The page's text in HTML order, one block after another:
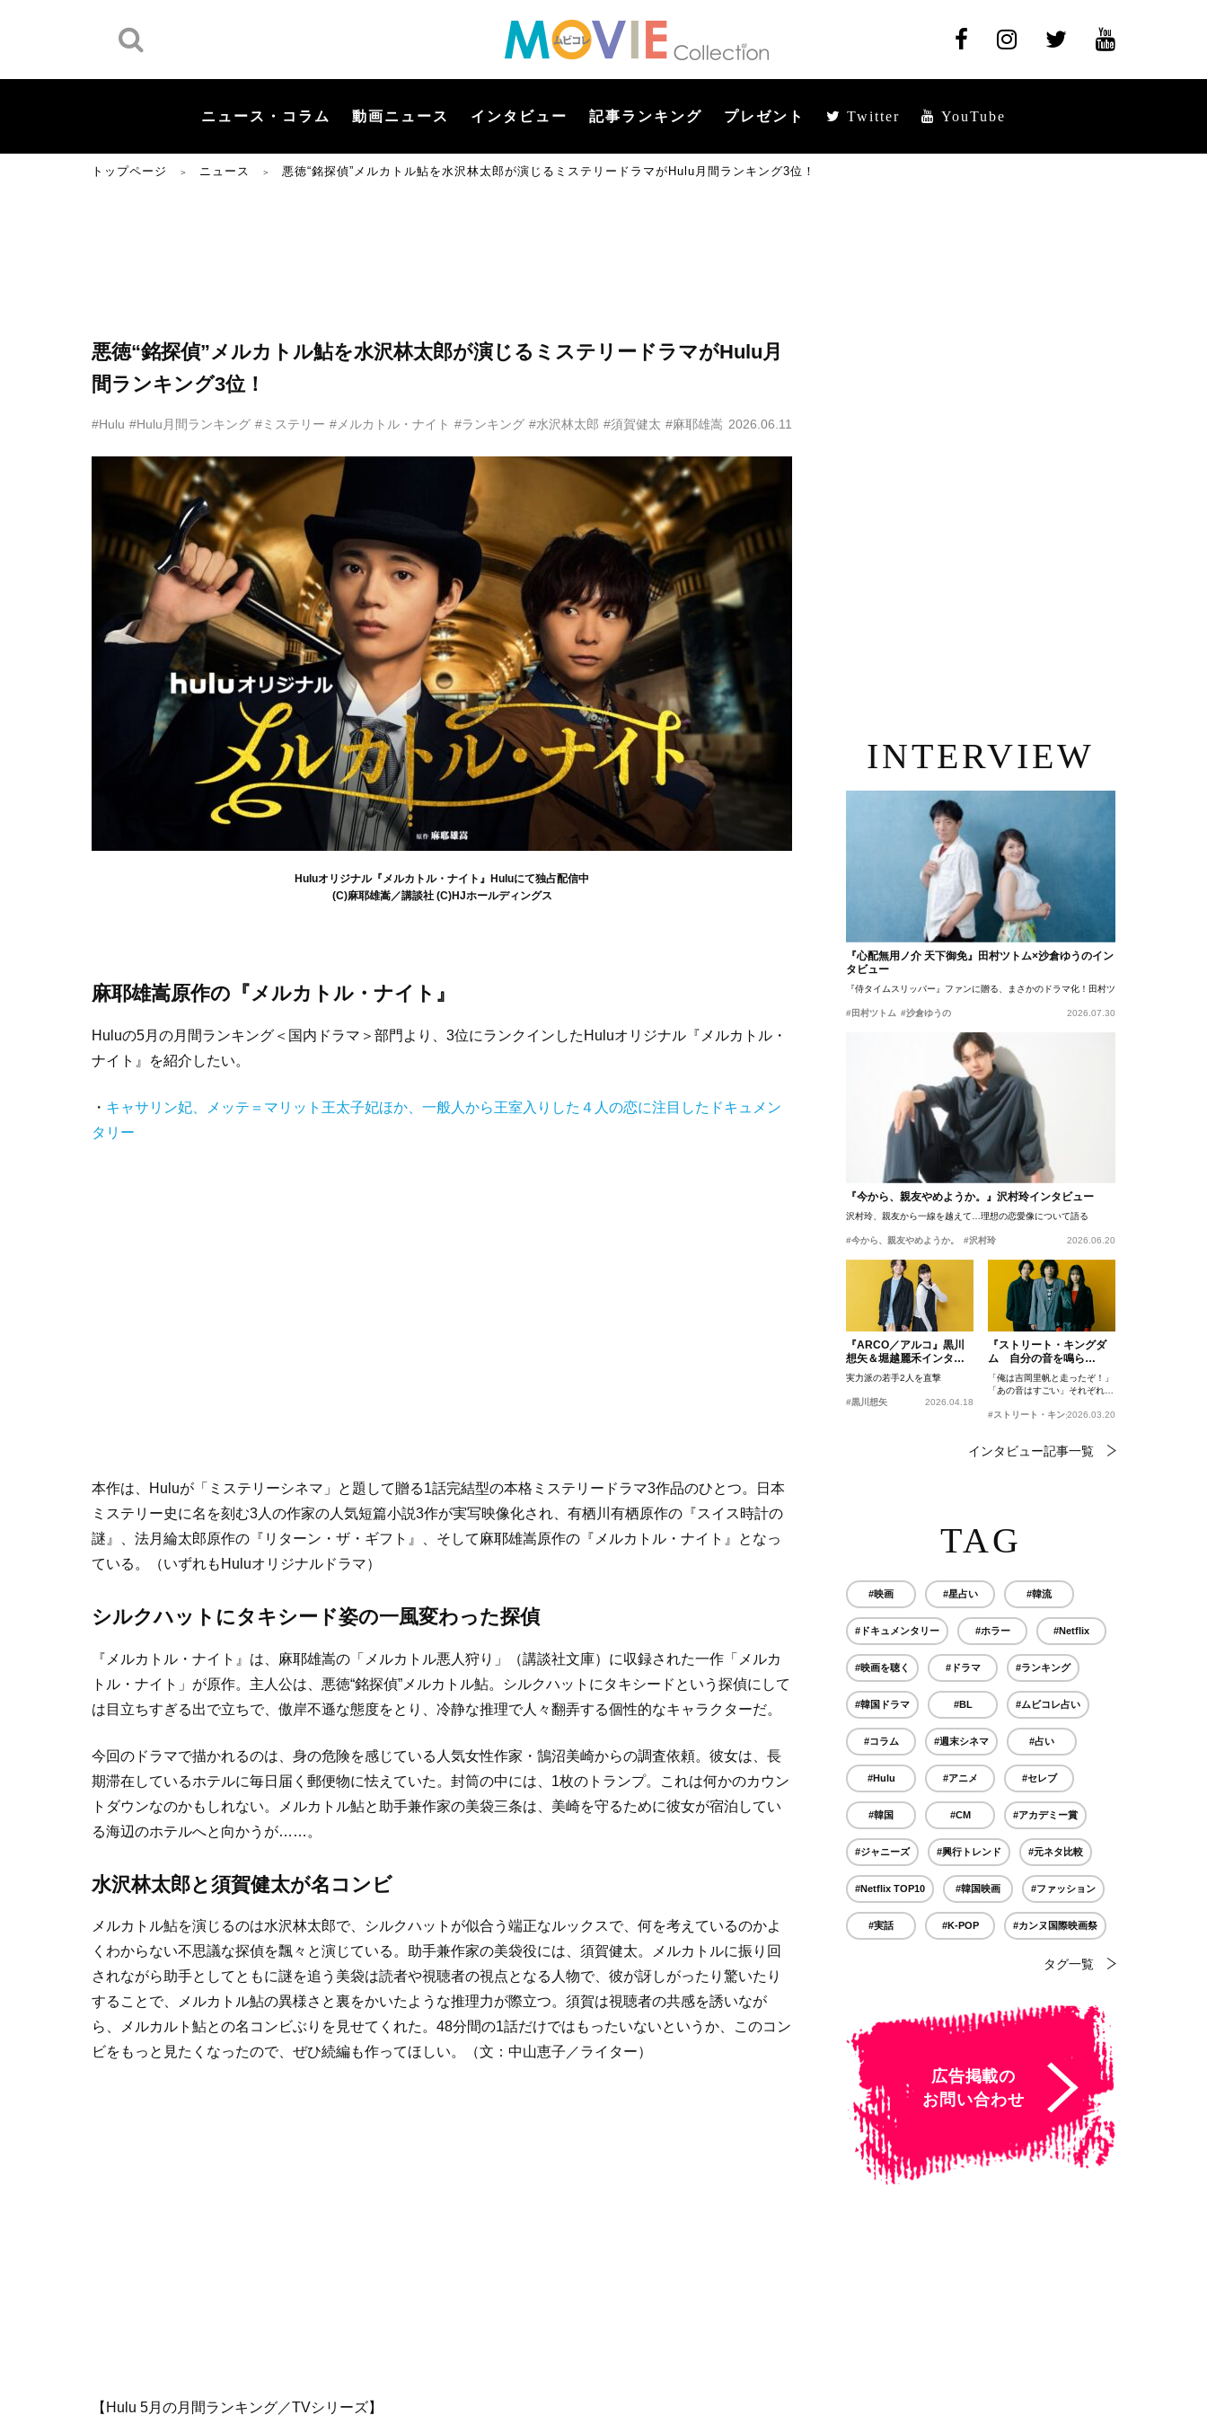
ニュース・コラム 動画ニュース インタビュー 記事ランキング プレゼント Twitter YouTube
トップページ ＞ ニュース ＞ 悪徳“銘探偵”メルカトル鮎を水沢林太郎が演じるミステリードラマがHulu月間ランキング3位！
悪徳“銘探偵”メルカトル鮎を水沢林太郎が演じるミステリードラマがHulu月
間ランキング3位！
#Hulu #Hulu月間ランキング #ミステリー #メルカトル・ナイト #ランキング #水沢林太郎 #須賀健太 #麻耶雄嵩 2026.06.11
Huluオリジナル『メルカトル・ナイト』Huluにて独占配信中
(C)麻耶雄嵩／講談社 (C)HJホールディングス
麻耶雄嵩原作の『メルカトル・ナイト』
Huluの5月の月間ランキング＜国内ドラマ＞部門より、3位にランクインしたHuluオリジナル『メルカトル・
ナイト』を紹介したい。
・ キャサリン妃、メッテ＝マリット王太子妃ほか、一般人から王室入りした４人の恋に注目したドキュメン
タリー
本作は、Huluが「ミステリーシネマ」と題して贈る1話完結型の本格ミステリードラマ3作品のひとつ。日本
ミステリー史に名を刻む3人の作家の人気短篇小説3作が実写映像化され、有栖川有栖原作の『スイス時計の
謎』、法月綸太郎原作の『リターン・ザ・ギフト』、そして麻耶雄嵩原作の『メルカトル・ナイト』となっ
ている。（いずれもHuluオリジナルドラマ）
シルクハットにタキシード姿の一風変わった探偵
『メルカトル・ナイト』は、麻耶雄嵩の「メルカトル悪人狩り」（講談社文庫）に収録された一作「メルカ
トル・ナイト」が原作。主人公は、悪徳“銘探偵”メルカトル鮎。シルクハットにタキシードという探偵にして
は目立ちすぎる出で立ちで、傲岸不遜な態度をとり、冷静な推理で人々翻弄する個性的なキャラクターだ。
今回のドラマで描かれるのは、身の危険を感じている人気女性作家・鵠沼美崎からの調査依頼。彼女は、長
期滞在しているホテルに毎日届く郵便物に怯えていた。封筒の中には、1枚のトランプ。これは何かのカウン
トダウンなのかもしれない。メルカトル鮎と助手兼作家の美袋三条は、美崎を守るために彼女が宿泊してい
る海辺のホテルへと向かうが……。
水沢林太郎と須賀健太が名コンビ
メルカトル鮎を演じるのは水沢林太郎で、シルクハットが似合う端正なルックスで、何を考えているのかよ
くわからない不思議な探偵を飄々と演じている。助手兼作家の美袋役には、須賀健太。メルカトルに振り回
されながら助手としてともに謎を追う美袋は読者や視聴者の視点となる人物で、彼が訝しがったり驚いたり
することで、メルカトル鮎の異様さと裏をかいたような推理力が際立つ。須賀は視聴者の共感を誘いなが
ら、メルカルト鮎との名コンビぶりを見せてくれた。48分間の1話だけではもったいないというか、このコン
ビをもっと見たくなったので、ぜひ続編も作ってほしい。（文：中山恵子／ライター）
【Hulu 5月の月間ランキング／TVシリーズ】
INTERVIEW
『心配無用ノ介 天下御免』田村ツトム×沙倉ゆうのイン
タビュー
『侍タイムスリッパー』ファンに贈る、まさかのドラマ化！田村ツトム×沙倉ゆうのが語
#田村ツトム #沙倉ゆうの 2026.07.30
『今から、親友やめようか。』沢村玲インタビュー
沢村玲、親友から一線を越えて…理想の恋愛像について語る
#今から、親友やめようか。 #沢村玲 2026.06.20
『ARCO／アルコ』黒川
想矢＆堀越麗禾インタビ
ュー
実力派の若手2人を直撃
#黒川想矢 2026.04.18
『ストリート・キングダ
ム 自分の音を鳴ら
せ。』峯田和伸、若葉竜
也、吉岡里帆インタビュ
ー
「俺は吉岡里帆と走ったぞ！」
「あの音はすごい」それぞれの
#ストリート・キングダム 自分の音を鳴らせ。
2026.03.20
インタビュー記事一覧
TAG
#映画 #星占い #韓流
#ドキュメンタリー #ホラー #Netflix
#映画を聴く #ドラマ #ランキング
#韓国ドラマ #BL #ムビコレ占い
#コラム #週末シネマ #占い
#Hulu #アニメ #セレブ
#韓国 #CM #アカデミー賞
#ジャニーズ #興行トレンド #元ネタ比較
#Netflix TOP10 #韓国映画 #ファッション
#実話 #K-POP #カンヌ国際映画祭
タグ一覧
広告掲載の
お問い合わせ